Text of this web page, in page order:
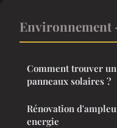
Environnement
Comment trouver
panneaux solaires ?
Rénovation
energie